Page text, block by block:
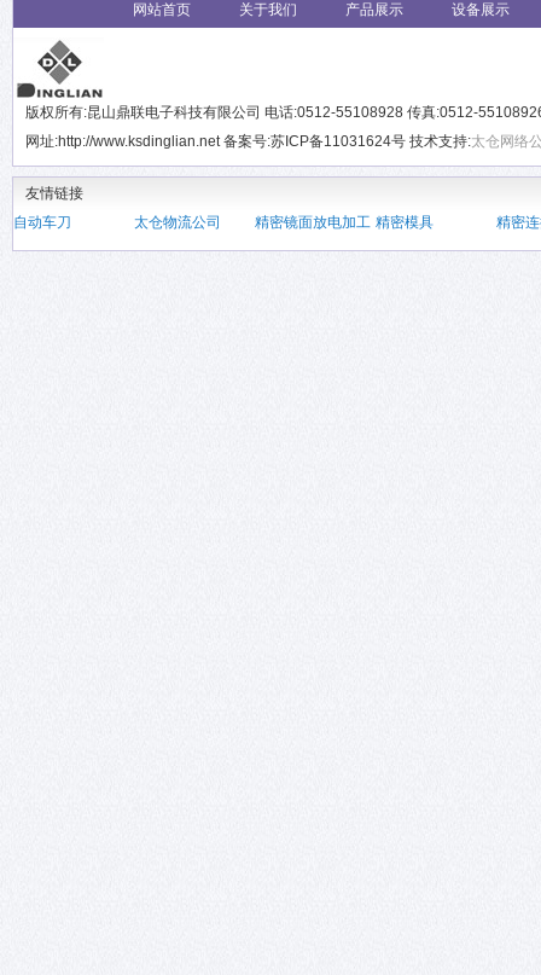
网站首页 关于我们 产品展示 设备展示
版权所有:昆山鼎联电子科技有限公司 电话:0512-55108928 传真:0512-
网址:http://www.ksdinglian.net 备案号:苏ICP备11031624号 技术支持:太仓网络
友情链接
自动车刀
太仓物流公司 精密镜面放电加工 精密模具 精密